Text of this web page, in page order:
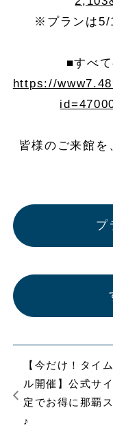
※プランは5/
■すべ
https://
皆様のご来館を
プ
【今だけ！タイ
ル開催】公式サ
定でお得に那覇
♪